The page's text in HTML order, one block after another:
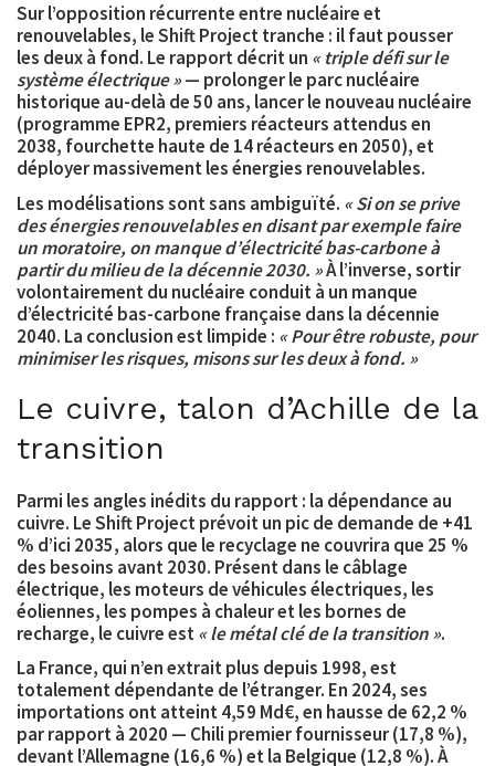
Sur l’opposition récurrente entre nucléaire et
renouvelables, le Shift Project tranche : il faut pousser
les deux à fond. Le rapport décrit un « triple défi sur le
système électrique »— prolonger le parc nucléaire
historique au-delà de 50 ans, lancer le nouveau nucléaire
(programme EPR2, premiers réacteurs attendus en
2038, fourchette haute de 14 réacteurs en 2050), et
déployer massivement les énergies renouvelables.
Les modélisations sont sans ambiguïté. « Si on se prive
des énergies renouvelables en disant par exemple faire
un moratoire, on manque d’électricité bas-carbone à
partir du milieu de la décennie 2030. »À l’inverse, sortir
volontairement du nucléaire conduit à un manque
d’électricité bas-carbone française dans la décennie
2040. La conclusion est limpide : « Pour être robuste, pour
minimiser les risques, misons sur les deux à fond. »
Le cuivre, talon d’Achille de la
transition
Parmi les angles inédits du rapport : la dépendance au
cuivre. Le Shift Project prévoit un pic de demande de +41
% d’ici 2035, alors que le recyclage ne couvrira que 25 %
des besoins avant 2030. Présent dans le câblage
électrique, les moteurs de véhicules électriques, les
éoliennes, les pompes à chaleur et les bornes de
recharge, le cuivre est« le métal clé de la transition ».
La France, qui n’en extrait plus depuis 1998, est
totalement dépendante de l’étranger. En 2024, ses
importations ont atteint 4,59 Md€, en hausse de 62,2 %
par rapport à 2020 — Chili premier fournisseur (17,8 %),
devant l’Allemagne (16,6 %) et la Belgique (12,8 %). À